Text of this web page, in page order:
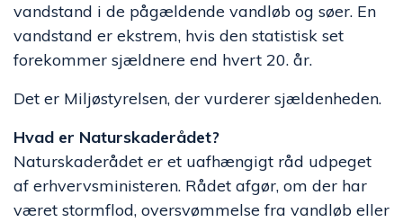
vandstand i de pågældende vandløb og søer. En
vandstand er ekstrem, hvis den statistisk set
forekommer sjældnere end hvert 20. år.
Det er Miljøstyrelsen, der vurderer sjældenheden.
Hvad er Naturskaderådet?
Naturskaderådet er et uafhængigt råd udpeget
af erhvervsministeren. Rådet afgør, om der har
været stormflod, oversvømmelse fra vandløb eller